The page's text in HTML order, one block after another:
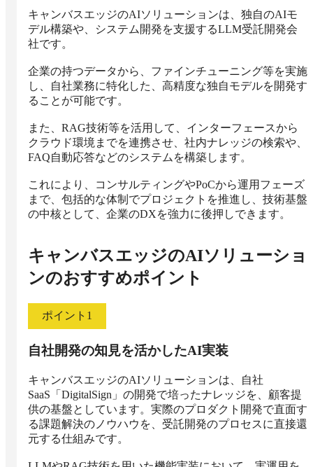
キャンバスエッジのAIソリューションは、独自のAIモ
デル構築や、システム開発を支援するLLM受託開発会
社です。
企業の持つデータから、ファインチューニング等を実施
し、自社業務に特化した、高精度な独自モデルを開発す
ることが可能です。
また、RAG技術等を活用して、インターフェースから
クラウド環境までを連携させ、社内ナレッジの検索や、
FAQ自動応答などのシステムを構築します。
これにより、コンサルティングやPoCから運用フェーズ
まで、包括的な体制でプロジェクトを推進し、技術基盤
の中核として、企業のDXを強力に後押しできます。
キャンバスエッジのAIソリューショ
ンのおすすめポイント
ポイント 1
自社開発の知見を活かしたAI実装
キャンバスエッジのAIソリューションは、自社
SaaS「DigitalSign」の開発で培ったナレッジを、顧客提
供の基盤としています。実際のプロダクト開発で直面す
る課題解決のノウハウを、受託開発のプロセスに直接還
元する仕組みです。